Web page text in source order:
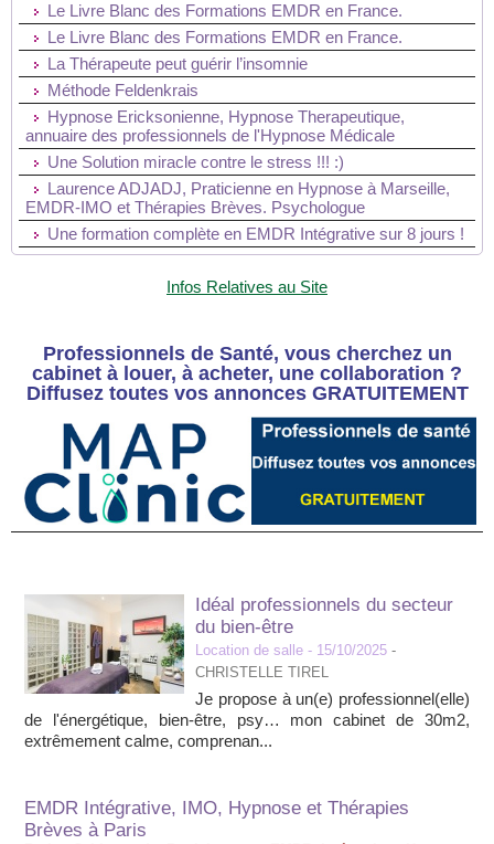
Le Livre Blanc des Formations EMDR en France.
Le Livre Blanc des Formations EMDR en France.
La Thérapeute peut guérir l’insomnie
Méthode Feldenkrais
Hypnose Ericksonienne, Hypnose Therapeutique,
annuaire des professionnels de l'Hypnose Médicale
Une Solution miracle contre le stress !!! :)
Laurence ADJADJ, Praticienne en Hypnose à Marseille,
EMDR-IMO et Thérapies Brèves. Psychologue
Une formation complète en EMDR Intégrative sur 8 jours !
Infos Relatives au Site
Professionnels de Santé, vous cherchez un
cabinet à louer, à acheter, une collaboration ?
Diffusez toutes vos annonces GRATUITEMENT
Idéal professionnels du secteur
du bien-être
Location de salle - 15/10/2025 -
CHRISTELLE TIREL
Je propose à un(e) professionnel(elle)
de l'énergétique, bien-être, psy… mon cabinet de 30m2,
extrêmement calme, comprenan...
EMDR Intégrative, IMO, Hypnose et Thérapies
Brèves à Paris